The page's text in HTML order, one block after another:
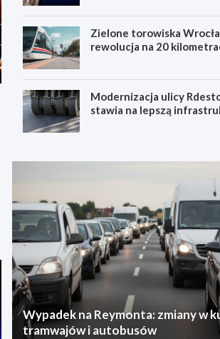
Zielone torowiska
rewolucja na 20
Modernizacja ulicy
stawia na lepszą
Wypadek na Reymonta: zmiany w
tramwajów i autobusów